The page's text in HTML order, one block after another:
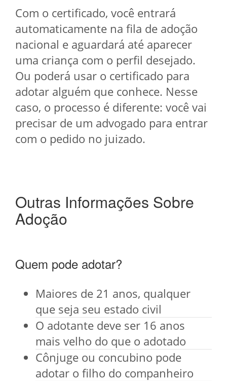
Com o certificado, você entrará
automaticamente na fila de adoção
nacional e aguardará até aparecer
uma criança com o perfil desejado.
Ou poderá usar o certificado para
adotar alguém que conhece. Nesse
caso, o processo é diferente: você vai
precisar de um advogado para entrar
com o pedido no juizado.
Outras Informações Sobre
Adoção
Quem pode adotar?
Maiores de 21 anos, qualquer
que seja seu estado civil
O adotante deve ser 16 anos
mais velho do que o adotado
Cônjuge ou concubino pode
adotar o filho do companheiro